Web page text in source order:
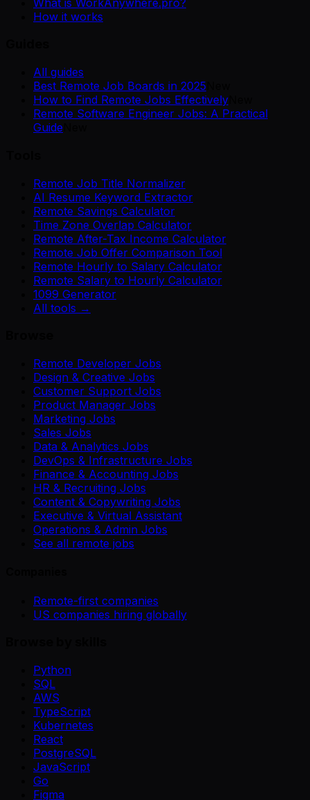
How it works
All guides
Best Remote Job Boards in 2025
How to Find Remote Jobs Effectively
Remote Software Engineer Jobs: A Practical
Guide
Remote Job Title Normalizer
AI Resume Keyword Extractor
Remote Savings Calculator
Time Zone Overlap Calculator
Remote After-Tax Income Calculator
Remote Job Offer Comparison Tool
Remote Hourly to Salary Calculator
Remote Salary to Hourly Calculator
1099 Generator
All tools →
Remote Developer Jobs
Design & Creative Jobs
Customer Support Jobs
Product Manager Jobs
Marketing Jobs
Sales Jobs
Data & Analytics Jobs
DevOps & Infrastructure Jobs
Finance & Accounting Jobs
HR & Recruiting Jobs
Content & Copywriting Jobs
Executive & Virtual Assistant
Operations & Admin Jobs
See all remote jobs
Remote-first companies
US companies hiring globally
Python
SQL
AWS
TypeScript
Kubernetes
React
PostgreSQL
JavaScript
Go
Figma